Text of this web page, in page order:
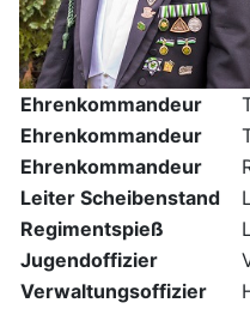
Ehrenkommandeur
Ehrenkommandeur
Ehrenkommandeur
Leiter Scheibenstand
Regimentspieß
Jugendoffizier
Verwaltungsoffizier